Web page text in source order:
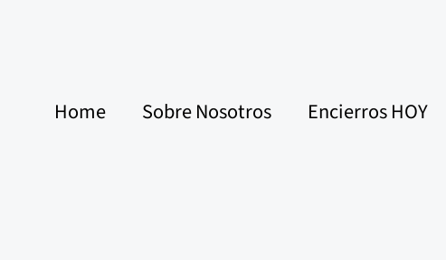
Home Sobre Nosotros Encierros HOY